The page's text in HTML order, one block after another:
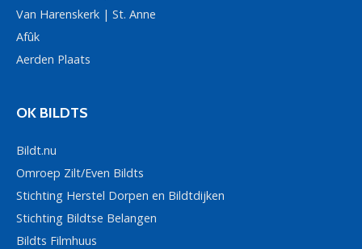
Van Harenskerk | St. Anne
Afûk
Aerden Plaats
OK BILDTS
Bildt.nu
Omroep Zilt/Even Bildts
Stichting Herstel Dorpen en Bildtdijken
Stichting Bildtse Belangen
Bildts Filmhuus